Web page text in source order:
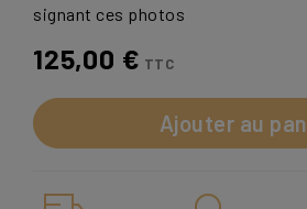
signant ces photos
125,00 € TTC
Ajouter au